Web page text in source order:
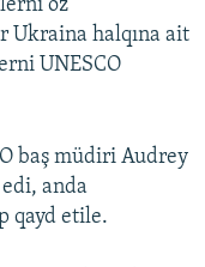
öz
Ukraina halqına ait
UNESCO
baş müdiri Audrey
edi, anda
qayd etile.